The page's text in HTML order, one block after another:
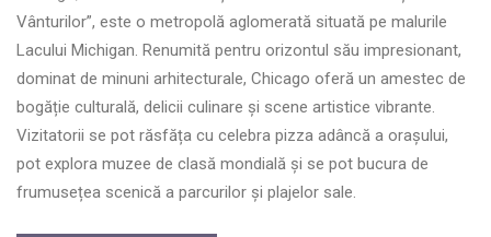
Vânturilor”, este o metropolă aglomerată situată pe malurile
Lacului Michigan. Renumită pentru orizontul său impresionant,
dominat de minuni arhitecturale, Chicago oferă un amestec de
bogăție culturală, delicii culinare și scene artistice vibrante.
Vizitatorii se pot răsfăța cu celebra pizza adâncă a orașului,
pot explora muzee de clasă mondială și se pot bucura de
frumusețea scenică a parcurilor și plajelor sale.